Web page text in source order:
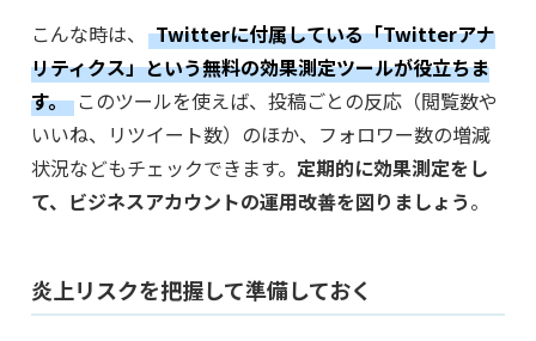
こんな時は、
Twitterに付属している「Twitterアナ
リティクス」という無料の効果測定ツールが役立ちま
す。 このツールを使えば、投稿ごとの反応（閲覧数や
いいね、リツイート数）のほか、フォロワー数の増減
状況などもチェックできます。 定期的に効果測定をし
て、ビジネスアカウントの運用改善を図りましょう。
炎上リスクを把握して準備しておく